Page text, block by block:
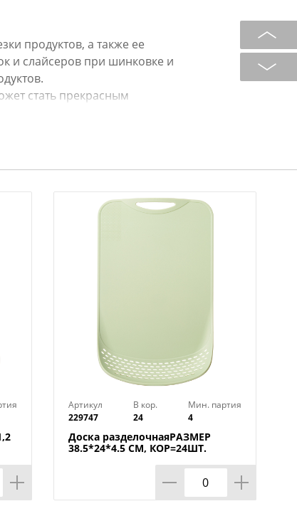
продуктов, а также ее
и слайсеров при шинковке и
стать прекрасным
кухни, столовой, гостиной.
29х18,5см.
МАШИНЕ.
Артикул
229747
В кор.
24
Мин. партия
4
Доска разделочнаяРАЗМЕР
38.5*24*4.5 СМ, КОР=24ШТ.